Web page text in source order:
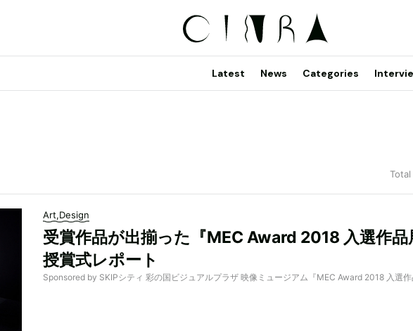
Latest News Categories
Art,Design
受賞作品が出揃った『MEC Award 2018 入選作品
授賞式レポート
Sponsored by SKIPシティ 彩の国ビジュアルプラザ 映像ミュージアム『MEC Award 2018 入選